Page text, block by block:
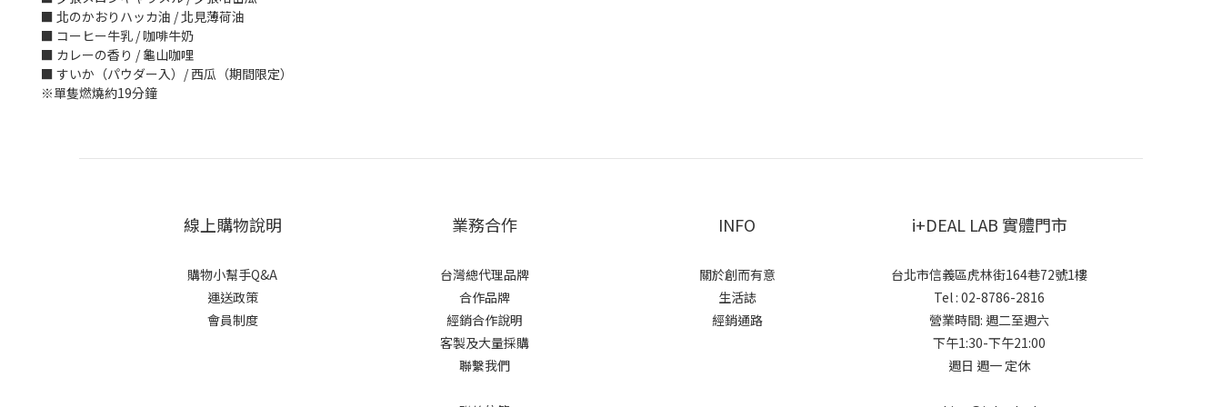
■ 北のかおりハッカ油 /北見薄荷油
■ コーヒー牛乳 /咖啡牛奶
■ カレーの香り /龜山咖哩
■ すいか（パウダー入） /西瓜（期間限定）
※單隻燃燒約19分鐘
線上購物說明
購物小幫手Q&A
運送政策
會員制度
業務合作
台灣總代理品牌
合作品牌
經銷合作說明
客製及大量採購
聯繫我們
INFO
關於創而有意
生活誌
經銷通路
i+DEAL LAB 實體門市
台北市信義區虎林街164巷72號1樓
Tel : 02-8786-2816
營業時間: 週二至週六
下午1:30-下午21:00
週日 週一 定休